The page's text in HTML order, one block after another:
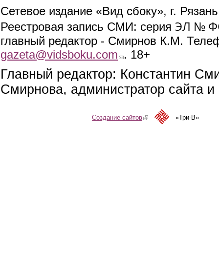
Сетевое издание «Вид сбоку», г.
Реестровая запись СМИ: серия ЭЛ №
главный редактор - Смирнов К.М.
gazeta@vidsboku.com (link sends e-mail)
. 18+
Главный редактор: Константин
Смирнова, администратор сайта
Создание сайтов(link is external)«Три-В»